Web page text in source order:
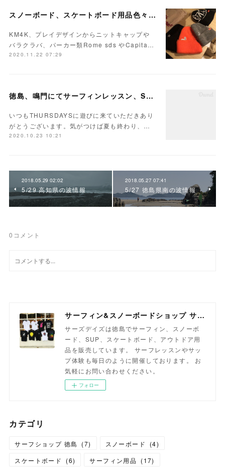
スノーボード、スケートボード用品色々入荷しています！
KM4K、プレイデザインからニットキャップや
バラクラバ、パーカー類Rome sds やCapita…
2020.11.22 07:29
徳島、鳴門にてサーフィンレッスン、SUP体験を開催中です
いつもTHURSDAYSに遊びに来ていただきあり
がとうございます。気がつけば夏も終わり、…
2020.10.23 10:21
2018.05.29 02:02
5/29 高知県の波情報
2018.05.27 07:41
5/27 徳島県南の波情報
0 コメント
サーフィン&スノーボードショップ サーズデイズ徳島
サーズデイズは徳島でサーフィン、スノーボ
ード、SUP、スケートボード、アウトドア用
品を販売しています。 サーフレッスンやサッ
プ体験も毎日のように開催しております。 お
気軽にお問い合わせください。
フォロー
カテゴリ
サーフショップ 徳島 (7) スノーボード (4)
スケートボード
(6) サーフィン用品 (17)